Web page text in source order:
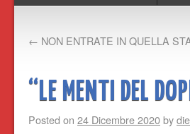
← NON ENTRATE IN QUELLA
“LE MENTI DEL
Posted on 24 Dicembre 2020by